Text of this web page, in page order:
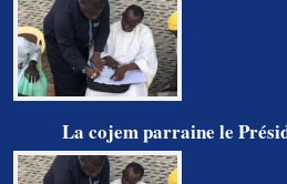
La cojem parraine le